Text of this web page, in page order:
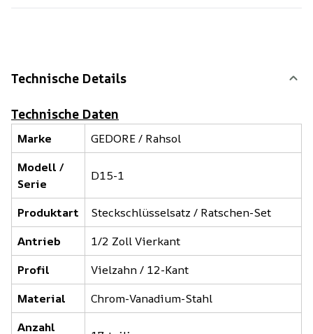
Technische Details
Technische Daten
Marke
GEDORE / Rahsol
Modell /
Serie
D15-1
Produktart
Steckschlüsselsatz / Ratschen-Set
Antrieb
1/2 Zoll Vierkant
Profil
Vielzahn / 12-Kant
Material
Chrom-Vanadium-Stahl
Anzahl